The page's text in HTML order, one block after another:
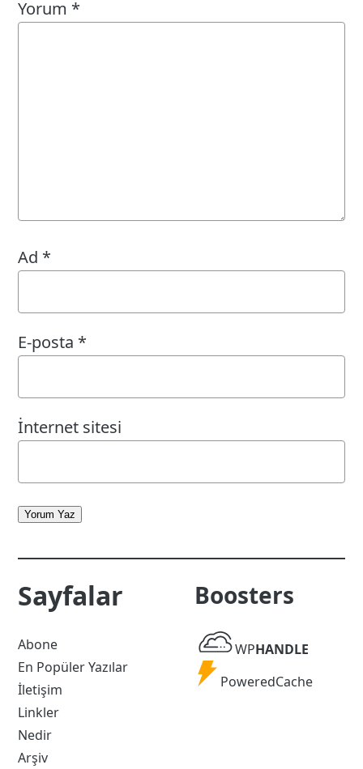
Yorum *
Ad *
E-posta *
İnternet sitesi
Yorum Yaz
Sayfalar
Abone
En Popüler Yazılar
İletişim
Linkler
Nedir
Arşiv
Boosters
WP
Handle
WPHANDLE
Powered
PoweredCache